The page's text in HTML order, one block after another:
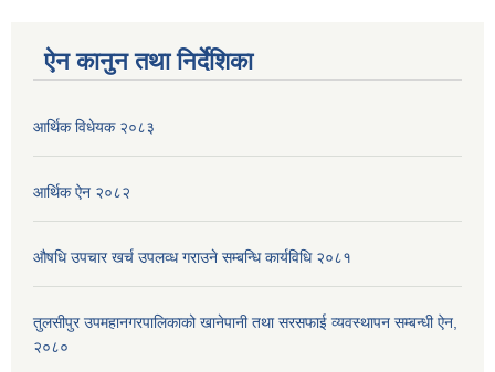
ऐन कानुन तथा निर्देशिका
आर्थिक विधेयक २०८३
आर्थिक ऐन २०८२
औषधि उपचार खर्च उपलव्ध गराउने सम्बन्धि कार्यविधि २०८१
तुलसीपुर उपमहानगरपालिकाको खानेपानी तथा सरसफाई व्यवस्थापन सम्बन्धी ऐन,
२०८०